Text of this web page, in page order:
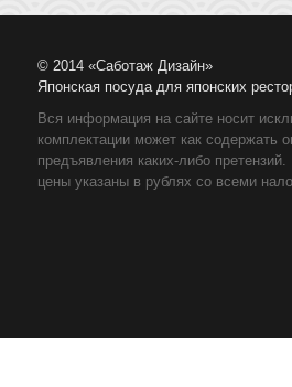
© 2014 «Саботаж Дизайн»
Японская посуда для японских
Вся информация на сайте носит
комплектации может как содержать
предъявления каких-либо
цены указаны в рублях со всеми